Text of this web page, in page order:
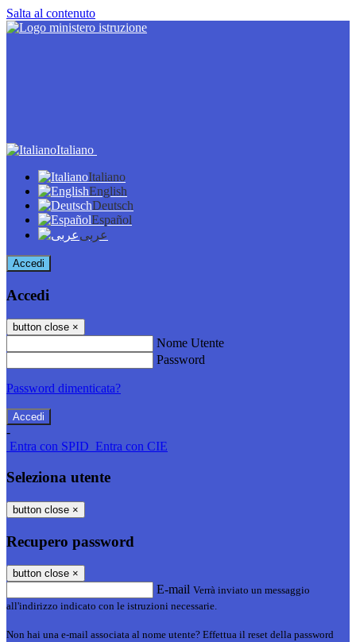
Salta al contenuto
Italiano
Italiano
English
Deutsch
Español
عربى
Accedi
Accedi
button close ×
Nome Utente
Password
Password dimenticata?
-
Entra con SPID Entra con CIE
Seleziona utente
button close ×
Recupero password
button close ×
E-mail Verrà inviato un messaggio
all'indirizzo indicato con le istruzioni necessarie.
Non hai una e-mail associata al nome utente? Effettua il reset della password